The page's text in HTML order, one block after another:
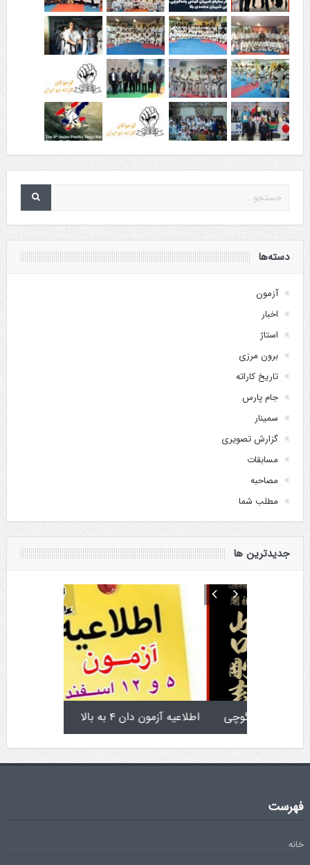
دسته‌ها
آزمون
اخبار
استاژ
برون مرزی
تاریخ کاراته
جام پارس
سمینار
گزارش تصویری
مسابقات
مصاحبه
مطلب شما
جدیدترین ها
اطلاعیه آزمون تولد کایچو سن سی گوگن یاماگوچی
فهرست
خانه